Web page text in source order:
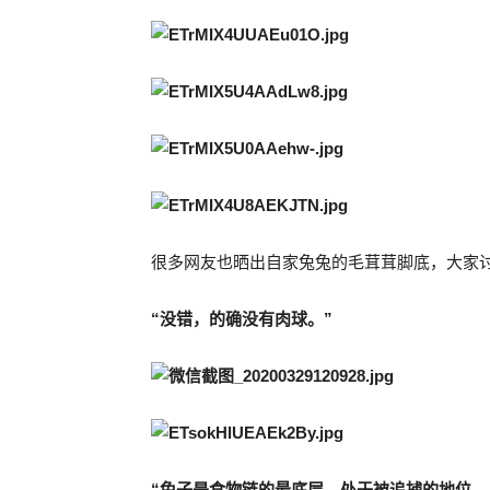
很多网友也晒出自家兔兔的毛茸茸脚底，大家
“没错，的确没有肉球。”